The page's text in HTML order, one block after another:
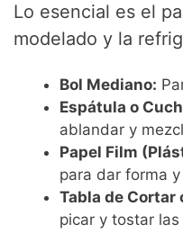
Lo esencial es el
modelado y la
Bol Mediano:
Espátula o
ablandar y
Papel Film
para dar forma
Tabla de Cortar
picar y tostar las